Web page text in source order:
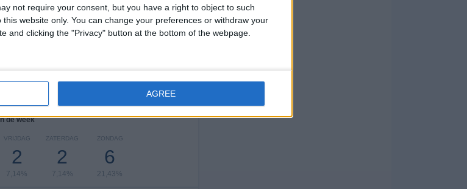
not require your consent, but you have a right to object to such
website only. You can change your preferences or withdraw your
and clicking the "Privacy" button at the bottom of the webpage.
AGREE
28 (100%)
ranglijst
de week
VRIJDAG
2
7,14%
ZATERDAG
2
7,14%
ZONDAG
6
21,43%